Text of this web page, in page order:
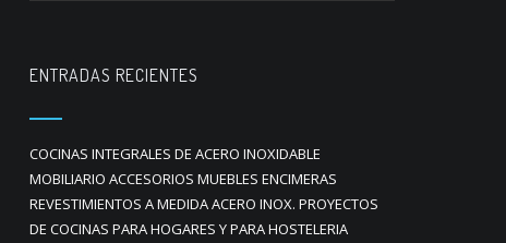
ENTRADAS RECIENTES
COCINAS INTEGRALES DE ACERO INOXIDABLE
MOBILIARIO ACCESORIOS MUEBLES ENCIMERAS
REVESTIMIENTOS A MEDIDA ACERO INOX. PROYECTOS
DE COCINAS PARA HOGARES Y PARA HOSTELERIA